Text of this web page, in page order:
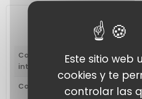
Extras
Control remoto
integrado
No
Contenido de la caja
Este sitio web
cookies y te
controlar las